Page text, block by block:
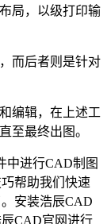
局，以级打印输
而后者则是针对
编辑，在上述工
至最终出图。
中进行CAD制图
帮助我们快速
安装浩辰CAD
CAD官网进行